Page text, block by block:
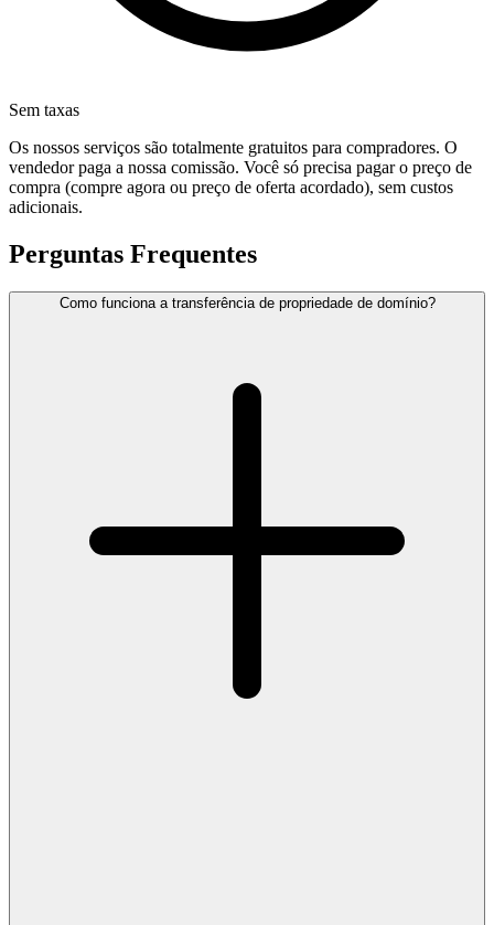
Sem taxas
Os nossos serviços são totalmente gratuitos para compradores. O
vendedor paga a nossa comissão. Você só precisa pagar o preço de
compra (compre agora ou preço de oferta acordado), sem custos
adicionais.
Perguntas Frequentes
Como funciona a transferência de propriedade de domínio?